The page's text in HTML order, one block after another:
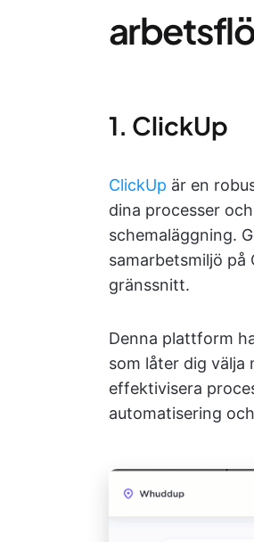
1. ClickUp
ClickUp är en
dina processer
schemaläggning.
samarbetsmiljö
gränssnitt.
Denna plattform
som låter dig välja
effektivisera
automatisering